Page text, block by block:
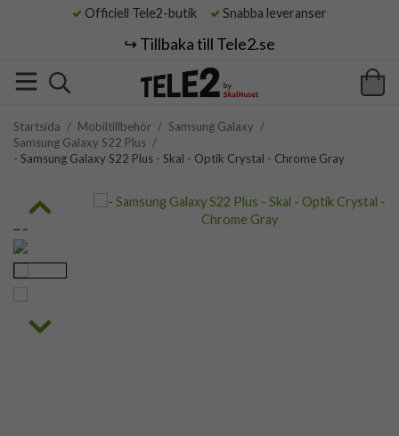
Officiell Tele2-butik Snabba leveranser
↪️ Tillbaka till Tele2.se
Startsida / Mobiltillbehör / Samsung Galaxy /
Samsung Galaxy S22 Plus /
- Samsung Galaxy S22 Plus - Skal - Optik Crystal - Chrome Gray